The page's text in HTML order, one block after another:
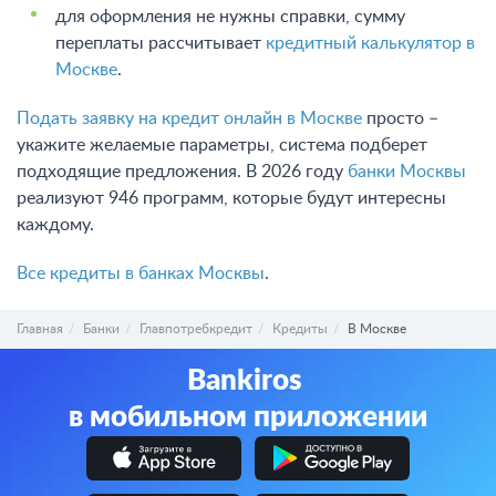
для оформления не нужны справки, сумму
переплаты рассчитывает кредитный калькулятор в
Москве.
Подать заявку на кредит онлайн в Москве просто –
укажите желаемые параметры, система подберет
подходящие предложения. В 2026 году банки Москвы
реализуют 946 программ, которые будут интересны
каждому.
Все кредиты в банках Москвы.
Главная Банки Главпотребкредит Кредиты В Москве
Bankiros
в мобильном приложении